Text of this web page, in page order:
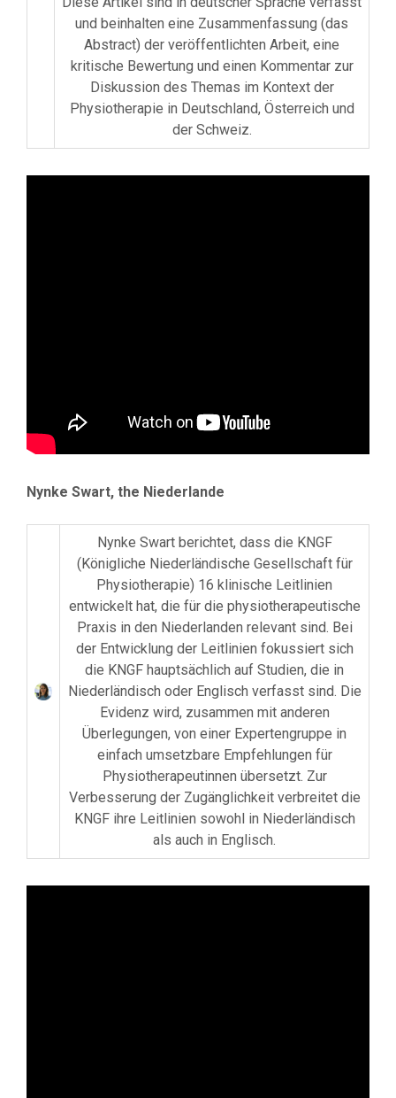
und beinhalten eine Zusammenfassung (das
Abstract) der veröffentlichten Arbeit, eine
kritische Bewertung und einen Kommentar zur
Diskussion des Themas im Kontext der
Physiotherapie in Deutschland, Österreich und
der Schweiz.
Nynke Swart, the Niederlande
Nynke Swart berichtet, dass die KNGF
(Königliche Niederländische Gesellschaft für
Physiotherapie) 16 klinische Leitlinien
entwickelt hat, die für die physiotherapeutische
Praxis in den Niederlanden relevant sind. Bei
der Entwicklung der Leitlinien fokussiert sich
die KNGF hauptsächlich auf Studien, die in
Niederländisch oder Englisch verfasst sind. Die
Evidenz wird, zusammen mit anderen
Überlegungen, von einer Expertengruppe in
einfach umsetzbare Empfehlungen für
Physiotherapeutinnen übersetzt. Zur
Verbesserung der Zugänglichkeit verbreitet die
KNGF ihre Leitlinien sowohl in Niederländisch
als auch in Englisch.